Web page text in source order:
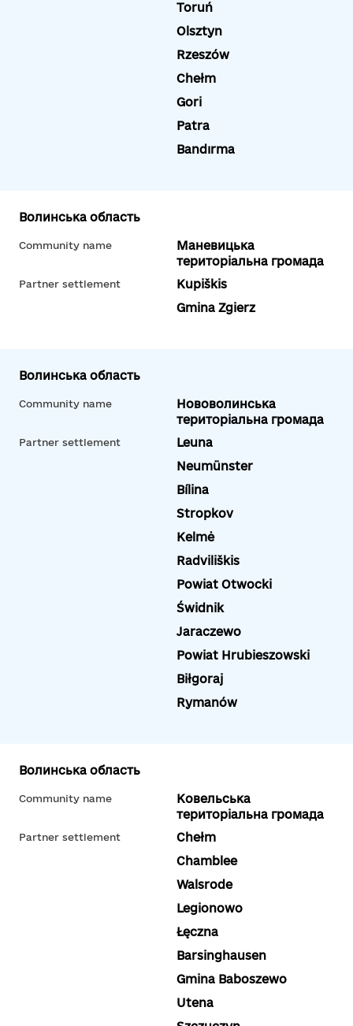
Toruń
Olsztyn
Rzeszów
Chełm
Gori
Patra
Bandırma
Волинська область
Community name
Маневицька
територіальна громада
Partner settlement
Kupiškis
Gmina Zgierz
Волинська область
Community name
Нововолинська
територіальна громада
Partner settlement
Leuna
Neumünster
Bílina
Stropkov
Kelmė
Radviliškis
Powiat Otwocki
Świdnik
Jaraczewo
Powiat Hrubieszowski
Biłgoraj
Rymanów
Волинська область
Community name
Ковельська
територіальна громада
Partner settlement
Chełm
Chamblee
Walsrode
Legionowo
Łęczna
Barsinghausen
Gmina Baboszewo
Utena